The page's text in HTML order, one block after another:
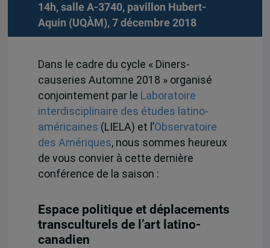
14h, salle A-3740, pavillon Hubert-
Aquin (UQÀM), 7 décembre 2018
Dans le cadre du cycle « Diners-
causeries Automne 2018 » organisé
conjointement par le Laboratoire
interdisciplinaire des études latino-
américaines (LIELA) et l’Observatoire
des Amériques, nous sommes heureux
de vous convier à cette dernière
conférence de la saison :
Espace politique et déplacements
transculturels de l’art latino-
canadien